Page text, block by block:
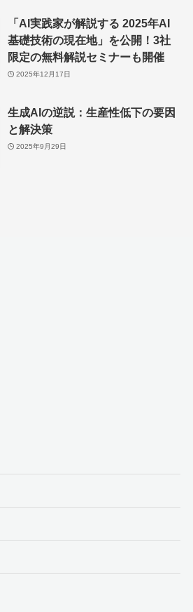
「AI実践家が解説する 2025年AI
基礎技術の現在地」を公開！3社
限定の無料解説セミナーも開催
2025年12月17日
生成AIの逆説：生産性低下の要因
と解決策
2025年9月29日